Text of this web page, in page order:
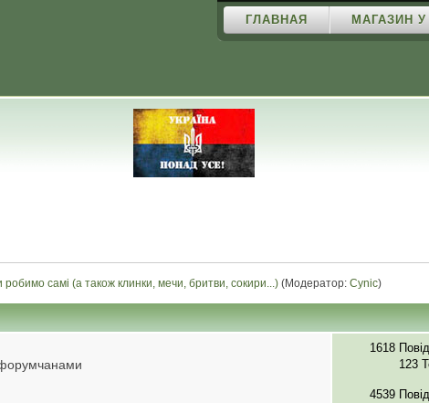
ГЛАВНАЯ МАГАЗИН У
робимо самі (а також клинки, мечи, бритви, сокири...) (Модератор:Cynic)
1618
123
4539